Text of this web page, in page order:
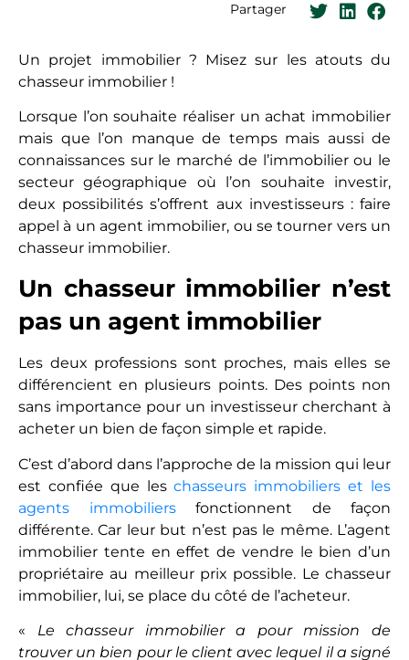
Partager
Un projet immobilier ? Misez sur les atouts du
chasseur immobilier !
Lorsque l’on souhaite réaliser un achat immobilier
mais que l’on manque de temps mais aussi de
connaissances sur le marché de l’immobilier ou le
secteur géographique où l’on souhaite investir,
deux possibilités s’offrent aux investisseurs : faire
appel à un agent immobilier, ou se tourner vers un
chasseur immobilier.
Un chasseur immobilier n’est
pas un agent immobilier
Les deux professions sont proches, mais elles se
différencient en plusieurs points. Des points non
sans importance pour un investisseur cherchant à
acheter un bien de façon simple et rapide.
C’est d’abord dans l’approche de la mission qui leur
est confiée que leschasseurs immobiliers et les
agents immobiliersfonctionnent de façon
différente. Car leur but n’est pas le même. L’agent
immobilier tente en effet de vendre le bien d’un
propriétaire au meilleur prix possible. Le chasseur
immobilier, lui, se place du côté de l’acheteur.
« Le chasseur immobilier a pour mission de
trouver un bien pour le client avec lequel il a signé